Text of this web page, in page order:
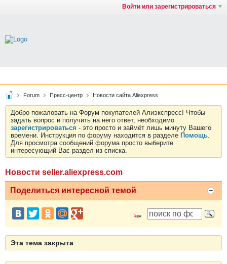
Войти или зарегистрироваться
Forum Пресс-центр Новости сайта Aliexpress
Добро пожаловать на Форум покупателей Алиэкспресс! Чтобы
задать вопрос и получить на него ответ, необходимо
зарегистрироваться - это просто и займёт лишь минуту Вашего
времени. Инструкция по форуму находится в разделе Помощь.
Для просмотра сообщений форума просто выберите
интересующий Вас раздел из списка.
Новости seller.aliexpress.com
Поделиться интересной темой
Эта тема закрыта